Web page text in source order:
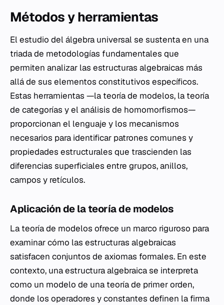
Métodos y herramientas
El estudio del álgebra universal se sustenta en una
triada de metodologías fundamentales que
permiten analizar las estructuras algebraicas más
allá de sus elementos constitutivos específicos.
Estas herramientas —la teoría de modelos, la teoría
de categorías y el análisis de homomorfismos—
proporcionan el lenguaje y los mecanismos
necesarios para identificar patrones comunes y
propiedades estructurales que trascienden las
diferencias superficiales entre grupos, anillos,
campos y retículos.
Aplicación de la teoría de modelos
La teoría de modelos ofrece un marco riguroso para
examinar cómo las estructuras algebraicas
satisfacen conjuntos de axiomas formales. En este
contexto, una estructura algebraica se interpreta
como un modelo de una teoría de primer orden,
donde los operadores y constantes definen la firma